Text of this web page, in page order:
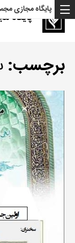
پایگاه
پایگاه مجازی
برچسب: